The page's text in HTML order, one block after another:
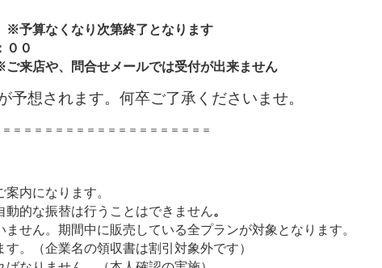
予算なくなり次第終了となります
００
来店や、問合せメールでは受付が出来ません
されます。何卒ご了承くださいませ。
＝＝＝＝＝＝＝＝＝＝＝＝＝＝＝＝＝＝＝
内になります。
的な振替は行うことはできません。
せん。期間中に販売している全プランが対象となります。
。（企業名の領収書は割引対象外です）